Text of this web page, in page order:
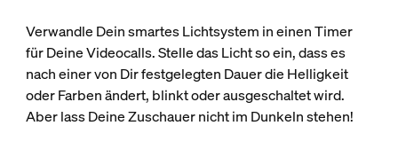
Verwandle Dein smartes Lichtsystem in einen Timer
für Deine Videocalls. Stelle das Licht so ein, dass es
nach einer von Dir festgelegten Dauer die Helligkeit
oder Farben ändert, blinkt oder ausgeschaltet wird.
Aber lass Deine Zuschauer nicht im Dunkeln stehen!